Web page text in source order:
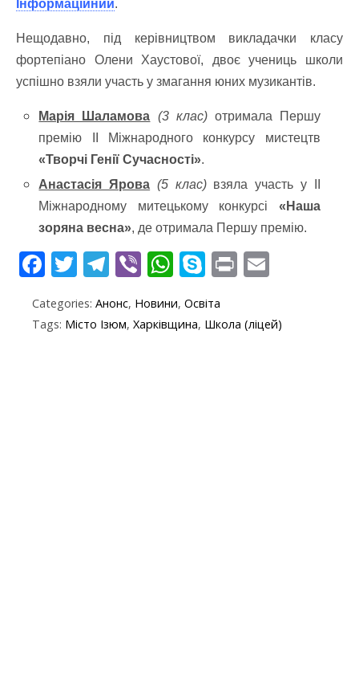
Інформаційний.
Нещодавно, під керівництвом викладачки класу
фортепіано Олени Хаустової, двоє учениць школи
успішно взяли участь у змагання юних музикантів.
Марія Шаламова (3 клас)отримала Першу
премію ІІ Міжнародного конкурсу мистецтв
«Творчі Генії Сучасності».
Анастасія Ярова (5 клас)взяла участь у ІІ
Міжнародному митецькому конкурсі «Наша
зоряна весна», де отримала Першу премію.
F
e
b
T
itt
T
e
gr
Vi
er
W
at
s
S
y
Pr
t ai
Categories: Анонс, Новини, Освіта
Tags: Місто Ізюм, Харківщина, Школа (ліцей)